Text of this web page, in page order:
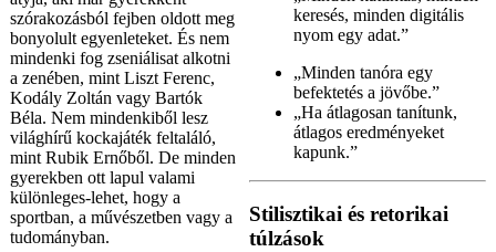
szórakozásból fejben oldott meg
bonyolult egyenleteket. És nem
mindenki fog zseniálisat alkotni
a zenében, mint Liszt Ferenc,
Kodály Zoltán vagy Bartók
Béla. Nem mindenkiből lesz
világhírű kockajáték feltaláló,
mint Rubik Ernőből. De minden
gyerekben ott lapul valami
különleges-lehet, hogy a
sportban, a művészetben vagy a
tudományban.
keresés, minden digitális
nyom egy adat.”
„Minden tanóra egy
befektetés a jövőbe.”
„Ha átlagosan tanítunk,
átlagos eredményeket
kapunk.”
Stilisztikai és retorikai
túlzások